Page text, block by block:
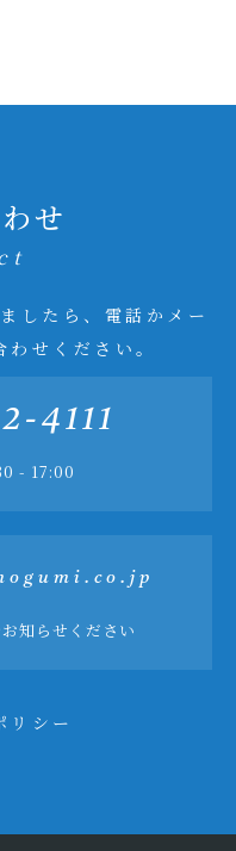
せ
したら、電話かメー
せください。
4111
- 17:00
知らせください
リシー